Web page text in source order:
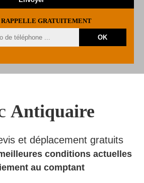
RAPPELLE GRATUITEMENT
Antiquaire
et déplacement gratuits
conditions actuelles
au comptant